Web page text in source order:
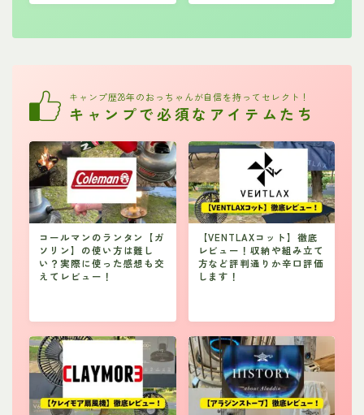
キャンプ歴28年のおっちゃんが自信を持ってセレクト！
キャンプで必須なアイテムたち
コールマンのランタン【ガ
ソリン】の使い方は難し
い？実際に使った感想も交
えてレビュー！
【VENTLAXコット】徹底
レビュー！収納や組み立て
方など評判通りか辛口評価
します！